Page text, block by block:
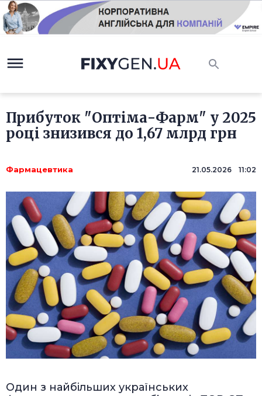
Прибуток "Оптіма-Фарм" у 2025
році знизився до 1,67 млрд грн
Фармацевтика 21.05.2026 11:02
Один з найбільших українських